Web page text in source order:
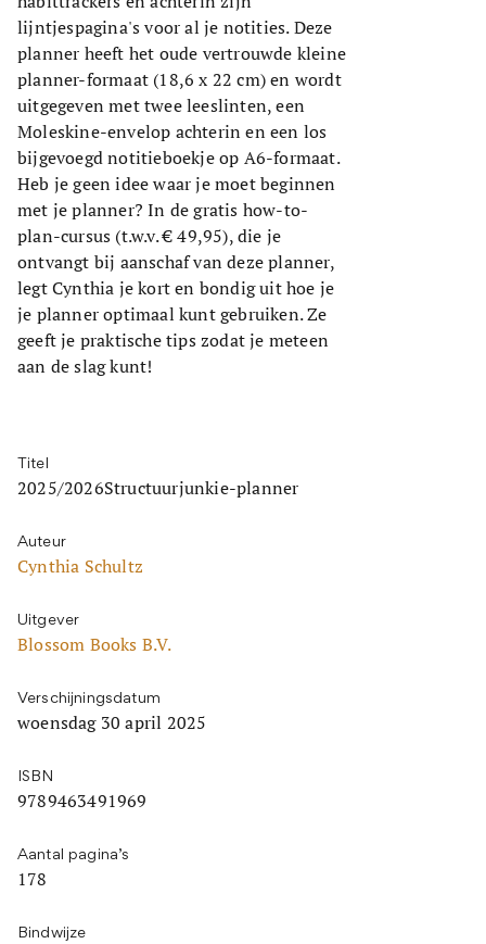
lijntjespagina's voor al je notities. Deze
planner heeft het oude vertrouwde kleine
planner-formaat (18,6 x 22 cm) en wordt
uitgegeven met twee leeslinten, een
Moleskine-envelop achterin en een los
bijgevoegd notitieboekje op A6-formaat.
Heb je geen idee waar je moet beginnen
met je planner? In de gratis how-to-
plan-cursus (t.w.v. € 49,95), die je
ontvangt bij aanschaf van deze planner,
legt Cynthia je kort en bondig uit hoe je
je planner optimaal kunt gebruiken. Ze
geeft je praktische tips zodat je meteen
aan de slag kunt!
Titel
2025/2026Structuurjunkie-planner
Auteur
Cynthia Schultz
Uitgever
Blossom Books B.V.
Verschijningsdatum
woensdag 30 april 2025
ISBN
9789463491969
Aantal pagina’s
178
Bindwijze